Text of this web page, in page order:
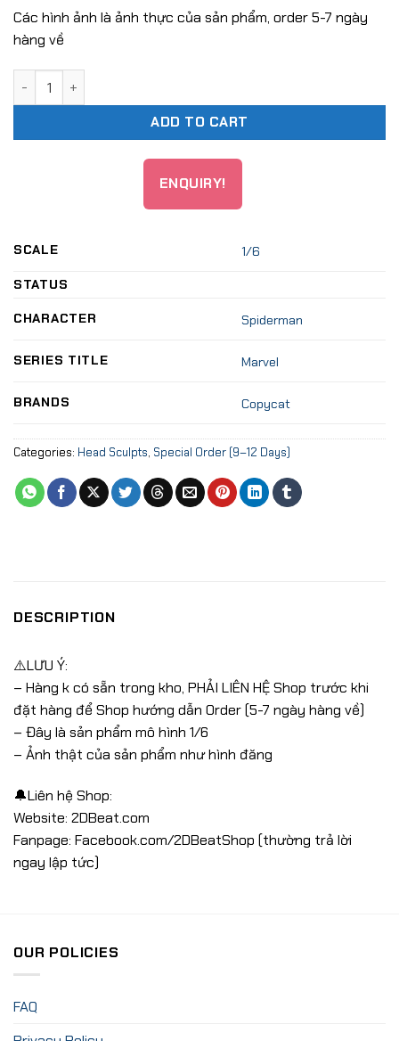
Các hình ảnh là ảnh thực của sản phẩm, order 5-7 ngày
hàng về
ADD TO CART
ENQUIRY!
SCALE 1/6
STATUS
CHARACTER Spiderman
SERIES TITLE Marvel
BRANDS Copycat
Categories: Head Sculpts, Special Order (9–12 Days)
DESCRIPTION
⚠️LƯU Ý:
– Hàng k có sẵn trong kho, PHẢI LIÊN HỆ Shop trước khi
đặt hàng để Shop hướng dẫn Order (5-7 ngày hàng về)
– Đây là sản phẩm mô hình 1/6
– Ảnh thật của sản phẩm như hình đăng
🔔Liên hệ Shop:
Website: 2DBeat.com
Fanpage: Facebook.com/2DBeatShop (thường trả lời
ngay lập tức)
OUR POLICIES
FAQ